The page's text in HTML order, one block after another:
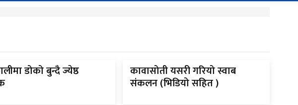
डोको बुन्दै ज्येष्ठ कावासोती यसरी गरियो स्वाब
संकलन (भिडियो सहित )